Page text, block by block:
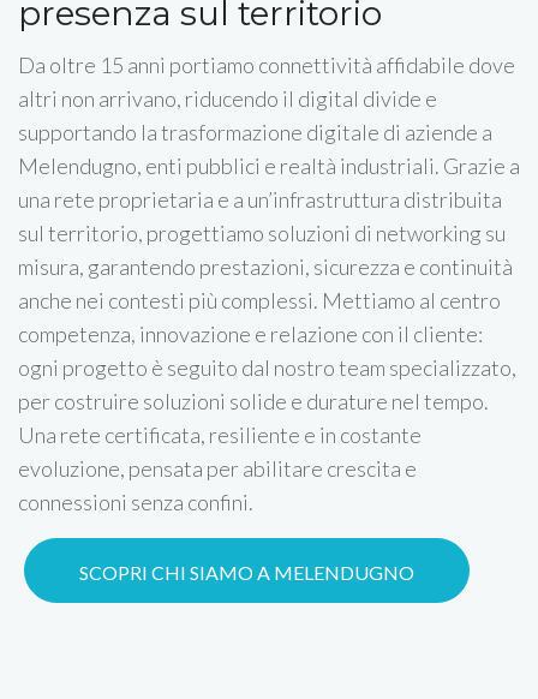
presenza sul territorio
Da oltre 15 anni portiamo connettività affidabile dove
altri non arrivano, riducendo il digital divide e
supportando la trasformazione digitale di aziende a
Melendugno, enti pubblici e realtà industriali. Grazie a
una rete proprietaria e a un’infrastruttura distribuita
sul territorio, progettiamo soluzioni di networking su
misura, garantendo prestazioni, sicurezza e continuità
anche nei contesti più complessi. Mettiamo al centro
competenza, innovazione e relazione con il cliente:
ogni progetto è seguito dal nostro team specializzato,
per costruire soluzioni solide e durature nel tempo.
Una rete certificata, resiliente e in costante
evoluzione, pensata per abilitare crescita e
connessioni senza confini.
SCOPRI CHI SIAMO A MELENDUGNO